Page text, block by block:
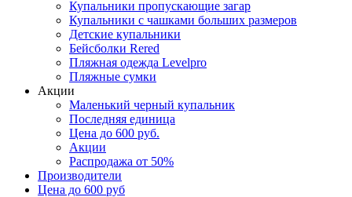
Купальники пропускающие загар
Купальники с чашками больших размеров
Детские купальники
Бейсболки Rered
Пляжная одежда Levelpro
Пляжные сумки
Акции
Маленький черный купальник
Последняя единица
Цена до 600 руб.
Акции
Распродажа от 50%
Производители
Цена до 600 руб